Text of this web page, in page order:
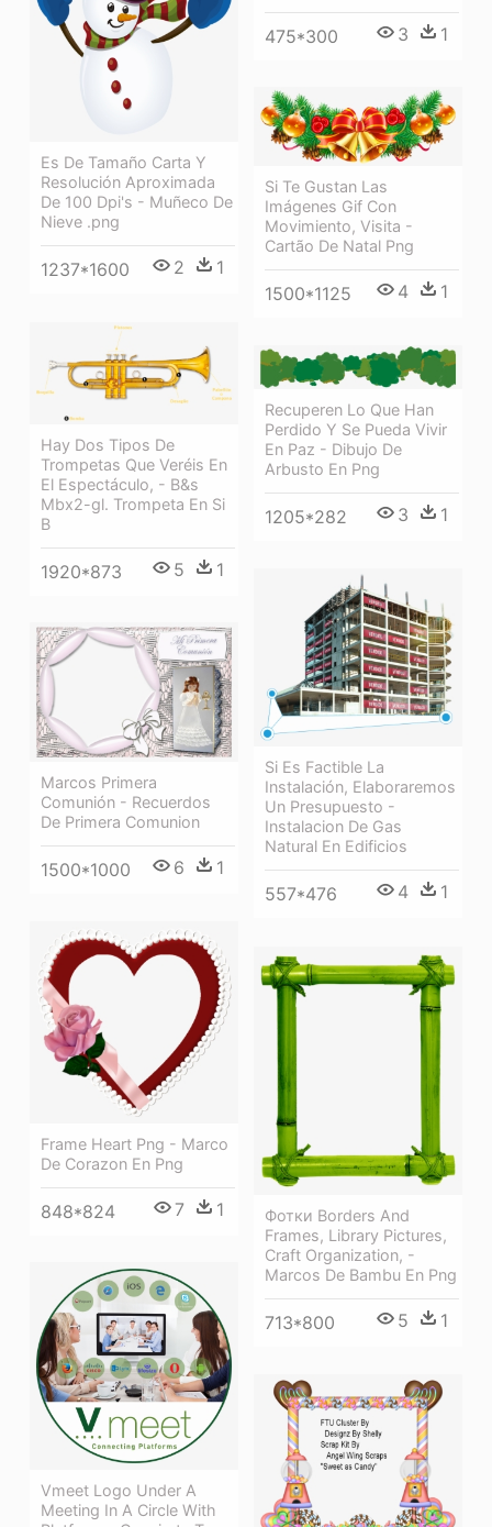
475*300 3 1
Es De Tamaño Carta Y
Resolución Aproximada
De 100 Dpi's - Muñeco De
Nieve .png
1237*1600 2 1
Si Te Gustan Las
Imágenes Gif Con
Movimiento, Visita -
Cartão De Natal Png
1500*1125 4 1
Hay Dos Tipos De
Trompetas Que Veréis En
El Espectáculo, - B&s
Mbx2-gl. Trompeta En Si
B
1920*873 5 1
Recuperen Lo Que Han
Perdido Y Se Pueda Vivir
En Paz - Dibujo De
Arbusto En Png
1205*282 3 1
Si Es Factible La
Instalación, Elaboraremos
Un Presupuesto -
Instalacion De Gas
Natural En Edificios
557*476 4 1
Marcos Primera
Comunión - Recuerdos
De Primera Comunion
1500*1000 6 1
Frame Heart Png - Marco
De Corazon En Png
848*824 7 1
Фотки Borders And
Frames, Library Pictures,
Craft Organization, -
Marcos De Bambu En Png
713*800 5 1
Vmeet Logo Under A
Meeting In A Circle With